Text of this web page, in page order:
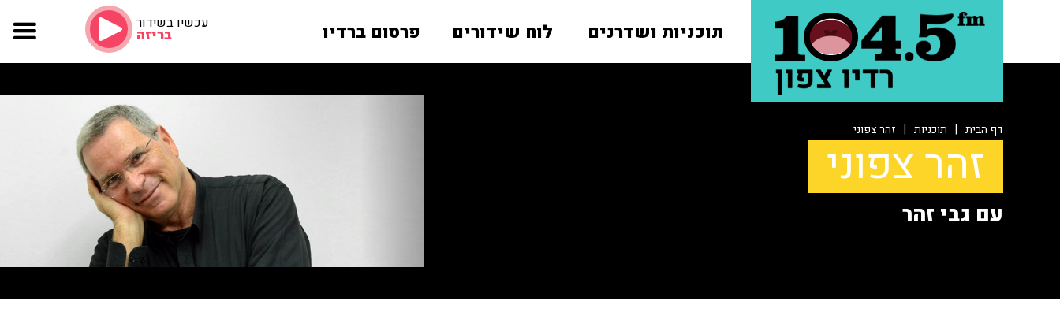
תוכניות ושדרנים לוח שידורים פרסום ברדיו עכשיו בשידור
בריזה
דף הבית | תוכניות | זהר צפוני
זהר צפוני
עם גבי זהר